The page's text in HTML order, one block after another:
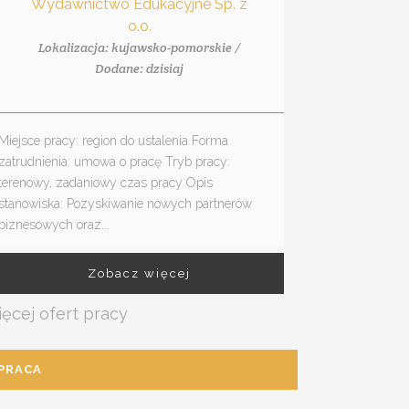
Wydawnictwo Edukacyjne Sp. z
o.o.
Lokalizacja: kujawsko-pomorskie /
Dodane: dzisiaj
pracy: region do ustalenia Forma
umowa o pracę Tryb pracy:
zadaniowy czas pracy Opis
Pozyskiwanie nowych partnerów
oraz...
Zobacz więcej
ofert pracy